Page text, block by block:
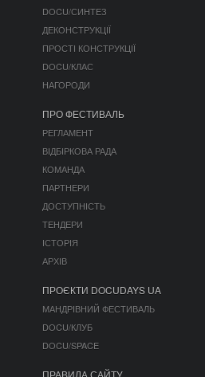
DOCU/СИНТЕЗ
ДЕКОНСТРУКЦІЇ
ПРОСТІ КОНСТРУКЦІЇ
DOCU/КЛАС
НАГОРОДИ
ПРО ФЕСТИВАЛЬ
РЕГЛАМЕНТ
ВІДБІРКОВА РАДА
КОМАНДА
ПАРТНЕРИ
ДОСТУПНІСТЬ
ТЕНДЕРИ
ІСТОРІЯ
АРХІВ
ПРОЄКТИ DOCUDAYS UA
МАНДРІВНИЙ ФЕСТИВАЛЬ
DOCU/КЛУБ
DOCU/SPACE
ПРАВИЛА САЙТУ